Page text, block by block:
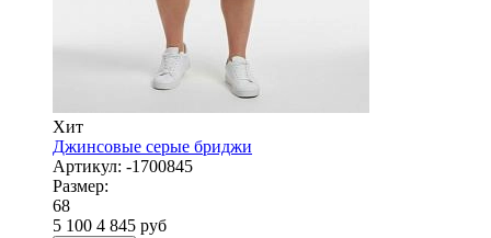
Хит
Джинсовые серые бриджи
Артикул: -1700845
Размер:
68
5 100 4 845 руб